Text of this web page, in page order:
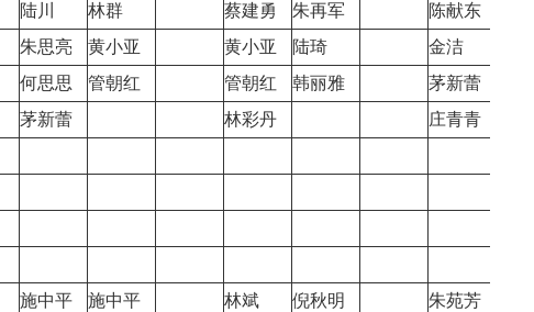
陆川 林群 蔡建勇 朱再军 陈献东
朱思亮 黄小亚 黄小亚 陆琦 金洁
何思思 管朝红 管朝红 韩丽雅 茅新蕾
茅新蕾 林彩丹
庄青青
施中平 施中平 林斌 倪秋明 朱苑芳